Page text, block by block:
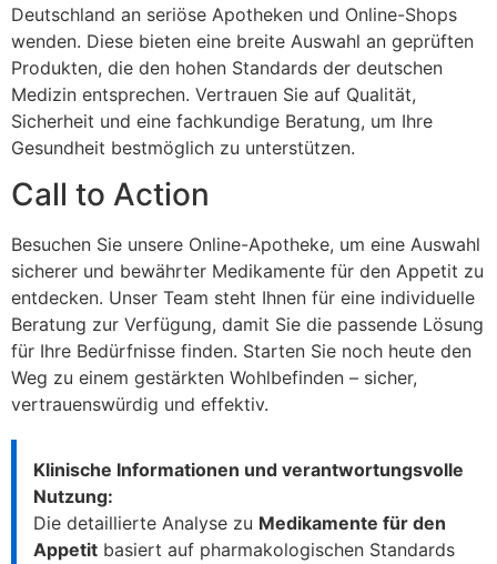
Deutschland an seriöse Apotheken und Online-Shops
wenden. Diese bieten eine breite Auswahl an geprüften
Produkten, die den hohen Standards der deutschen
Medizin entsprechen. Vertrauen Sie auf Qualität,
Sicherheit und eine fachkundige Beratung, um Ihre
Gesundheit bestmöglich zu unterstützen.
Call to Action
Besuchen Sie unsere Online-Apotheke, um eine Auswahl
sicherer und bewährter Medikamente für den Appetit zu
entdecken. Unser Team steht Ihnen für eine individuelle
Beratung zur Verfügung, damit Sie die passende Lösung
für Ihre Bedürfnisse finden. Starten Sie noch heute den
Weg zu einem gestärkten Wohlbefinden – sicher,
vertrauenswürdig und effektiv.
Klinische Informationen und verantwortungsvolle
Nutzung:
Die detaillierte Analyse zu Medikamente für den
Appetit basiert auf pharmakologischen Standards